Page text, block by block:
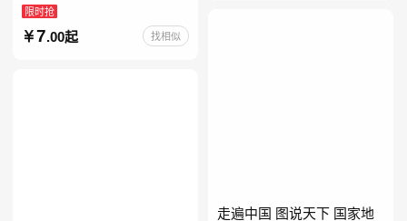
版正版原著完整版红星为什
么照耀中国八年级上册的课
外书初二课外阅读书籍人教
限时抢
7.00起 找相似
走遍中国 图说天下 国家地